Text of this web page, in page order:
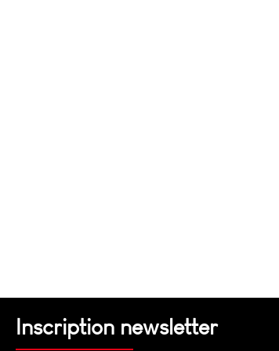
Inscription newsletter